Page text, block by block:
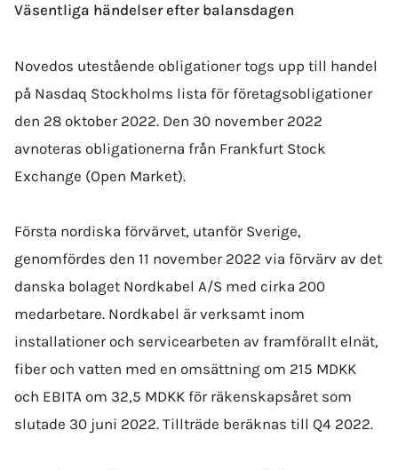
Väsentliga händelser efter balansdagen
Novedos utestående obligationer togs upp till handel
på Nasdaq Stockholms lista för företagsobligationer
den 28 oktober 2022. Den 30 november 2022
avnoteras obligationerna från Frankfurt Stock
Exchange (Open Market).
Första nordiska förvärvet, utanför Sverige,
genomfördes den 11 november 2022 via förvärv av det
danska bolaget Nordkabel A/S med cirka 200
medarbetare. Nordkabel är verksamt inom
installationer och servicearbeten av framförallt elnät,
fiber och vatten med en omsättning om 215 MDKK
och EBITA om 32,5 MDKK för räkenskapsåret som
slutade 30 juni 2022. Tillträde beräknas till Q4 2022.